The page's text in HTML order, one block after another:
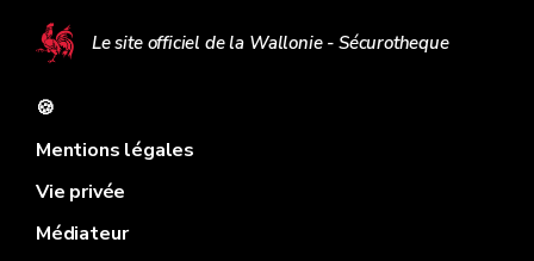
Le site officiel de la Wallonie - Sécurotheque
🍪
Mentions légales
Vie privée
Médiateur